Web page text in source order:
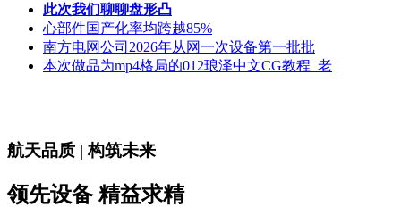
此次我们聊聊盘形凸
心部件国产化率均跨越85%
南方电网公司2026年从网一次设备第一批批
本次做品为mp4格局的012琅泽中文CG教程_老
航天品质 | 构筑未来
领先设备 精益求精